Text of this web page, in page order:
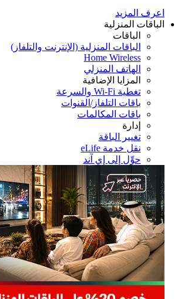
اعرف المزيد
الباقات المنزلية
الباقات
الباقات المنزلية (الإنترنت والتلفاز)
Home Wireless
الهاتف المنزلي
المزايا الإضافية
تغطية Wi-Fi والسرعة
باقات التلفاز/القنوات
باقات المكالمات
إدارة
تغيير الباقة
نقل خدمة eLife
حوِّل إلى إي آند